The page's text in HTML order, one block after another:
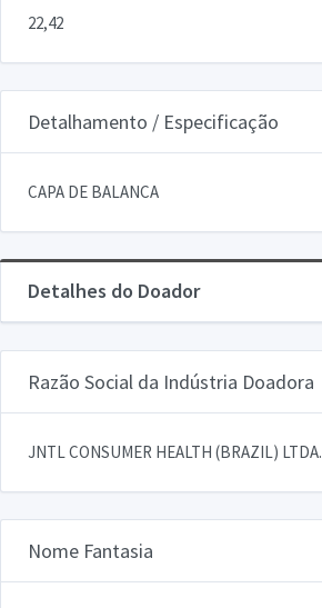
22,42
Detalhamento / Especificação
CAPA DE BALANCA
Detalhes do Doador
Razão Social da Indústria Doadora
JNTL CONSUMER HEALTH (BRAZIL) LTDA.
Nome Fantasia